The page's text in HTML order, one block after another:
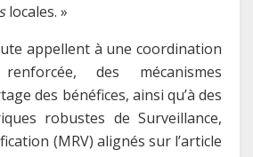
locales. »
appellent à une coordination
des mécanismes
des bénéfices, ainsi qu’à des
robustes de Surveillance,
(MRV) alignés sur l’article